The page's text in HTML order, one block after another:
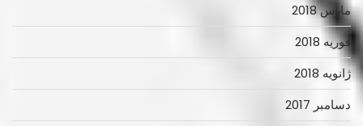
مارس 2018
فوریه 2018
ژانویه 2018
دسامبر 2017